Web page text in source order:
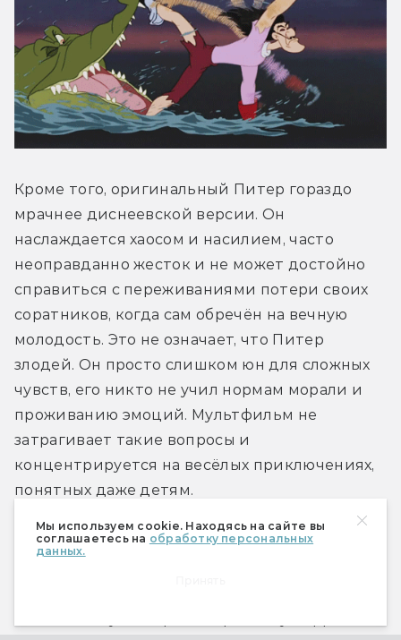
Мы используем cookie. Находясь на сайте вы
соглашаетесь на обработку персональных
данных.
Кроме того, оригинальный Питер гораздо
мрачнее диснеевской версии. Он
наслаждается хаосом и насилием, часто
неоправданно жесток и не может достойно
справиться с переживаниями потери своих
соратников, когда сам обречён на вечную
молодость. Это не означает, что Питер
злодей. Он просто слишком юн для сложных
чувств, его никто не учил нормам морали и
проживанию эмоций. Мультфильм не
затрагивает такие вопросы и
концентрируется на весёлых приключениях,
понятных даже детям.
Наконец, в Disney изменили некоторые